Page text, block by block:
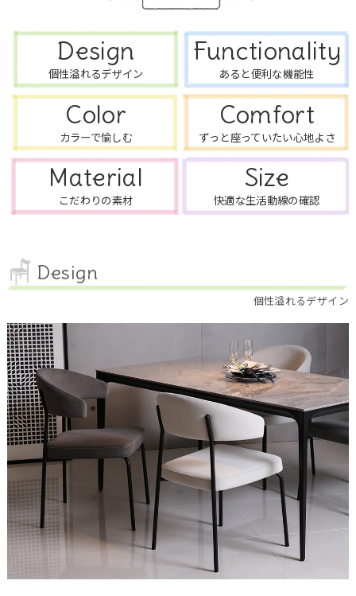
Design
個性溢れるデザイン
Color
カラーで愉しむ
Material
こだわりの素材
Functionality
あると便利な機能性
Comfort
ずっと座っていたい心地よさ
Size
快適な生活動線の確認
Design
個性溢れるデザイン